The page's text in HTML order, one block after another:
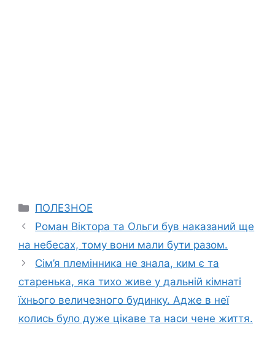
Categories
ПОЛЕЗНОЕ
Роман Віктора та Ольги був наказаний ще
на нeбecax, тому вони мали бути разом.
Сім’я племінника не знала, ким є та
старенька, яка тихо живе у дальній кімнаті
їхнього величезного будинку. Адже в неї
колись було дуже цікаве та наси чене життя.